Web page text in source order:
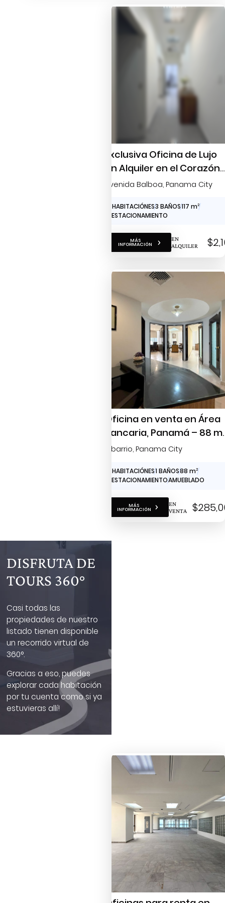
Exclusiva Oficina de Lujo
en Alquiler en el Corazón
de Panamá: Avenida
Avenida Balboa, Panama City
0 HABITACIÓNES3 BAÑOS117 m2
2 ESTACIONAMIENTO
MÁS
INFORMACIÓN
EN
ALQUILER
Oficina en venta en Área
Bancaria, Panamá – 88
amoblada y con vista
Obarrio, Panama City
0 HABITACIÓNES1 BAÑOS88 m2
2 ESTACIONAMIENTOAMUEBLADO
MÁS
INFORMACIÓN
EN
VENTA
DISFRUTA DE
TOURS 360°
Casi todas las
propiedades de nuestro
listado tienen disponible
un recorrido virtual de
360°.
Gracias a eso, puedes
explorar cada habitación
por tu cuenta como si ya
estuvieras allí!